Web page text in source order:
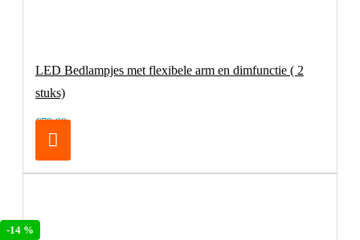
-14 %
LED Bedlampjes met flexibele arm en dimfunctie ( 2
stuks)
€79,00